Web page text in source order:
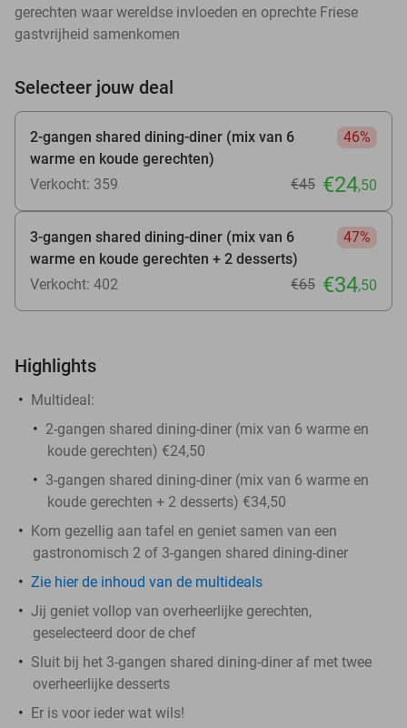
gerechten waar wereldse invloeden en oprechte Friese
gastvrijheid samenkomen
Selecteer jouw deal
2-gangen shared dining-diner (mix van 6
warme en koude gerechten)
46%
Verkocht: 359 €45 €24,50
3-gangen shared dining-diner (mix van 6
warme en koude gerechten + 2 desserts)
47%
Verkocht: 402 €65 €34,50
Highlights
Multideal:
2-gangen shared dining-diner (mix van 6 warme en
koude gerechten) €24,50
3-gangen shared dining-diner (mix van 6 warme en
koude gerechten + 2 desserts) €34,50
Kom gezellig aan tafel en geniet samen van een
gastronomisch 2 of 3-gangen shared dining-diner
Zie hier de inhoud van de multideals
Jij geniet vollop van overheerlijke gerechten,
geselecteerd door de chef
Sluit bij het 3-gangen shared dining-diner af met twee
overheerlijke desserts
Er is voor ieder wat wils!